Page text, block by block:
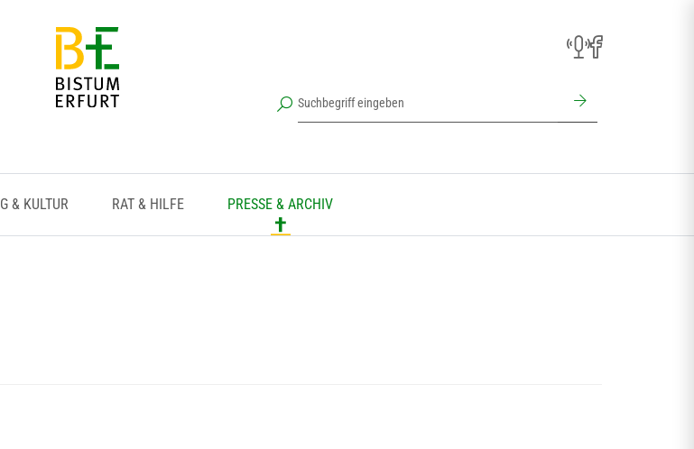
& KULTUR RAT & HILFE PRESSE & ARCHIV